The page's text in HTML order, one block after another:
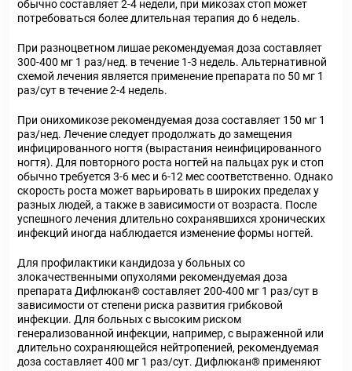
обычно составляет 2-4 недели, при микозах стоп может
потребоваться более длительная терапия до 6 недель.
При разноцветном лишае рекомендуемая доза составляет
300-400 мг 1 раз/нед. в течение 1-3 недель. Альтернативной
схемой лечения является применение препарата по 50 мг 1
раз/сут в течение 2-4 недель.
При онихомикозе рекомендуемая доза составляет 150 мг 1
раз/нед. Лечение следует продолжать до замещения
инфицированного ногтя (вырастания неинфицированного
ногтя). Для повторного роста ногтей на пальцах рук и стоп
обычно требуется 3-6 мес и 6-12 мес соответственно. Однако
скорость роста может варьировать в широких пределах у
разных людей, а также в зависимости от возраста. После
успешного лечения длительно сохранявшихся хронических
инфекций иногда наблюдается изменение формы ногтей.
Для профилактики кандидоза у больных со
злокачественными опухолями рекомендуемая доза
препарата Дифлюкан®составляет 200-400 мг 1 раз/сут в
зависимости от степени риска развития грибковой
инфекции. Для больных с высоким риском
генерализованной инфекции, например, с выраженной или
длительно сохраняющейся нейтропенией, рекомендуемая
доза составляет 400 мг 1 раз/сут. Дифлюкан® применяют